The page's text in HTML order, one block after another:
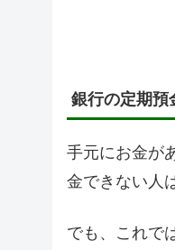
銀行の定期預
手元にお金が
金できない人
でも、これで